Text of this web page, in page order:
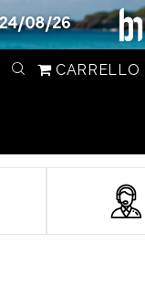
CARRELLO